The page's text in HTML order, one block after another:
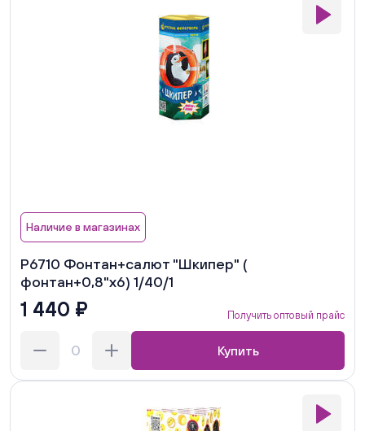
Наличие в магазинах
Р6710 Фонтан+салют "Шкипер" (
фонтан+0,8"х6) 1/40/1
1 440 ₽ Получить оптовый прайс
Купить